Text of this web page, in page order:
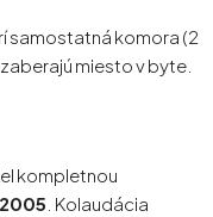
samostatná komora (2
miesto v byte.
kompletnou
2005 . Kolaudácia